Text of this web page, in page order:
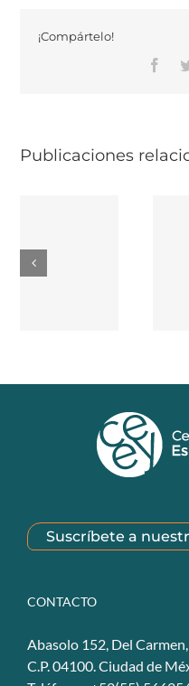
¡Compártelo!
Publicaciones
Suscríbete a
CONTACTO
Abasolo 152, Del
C.P. 04100. Ciudad de